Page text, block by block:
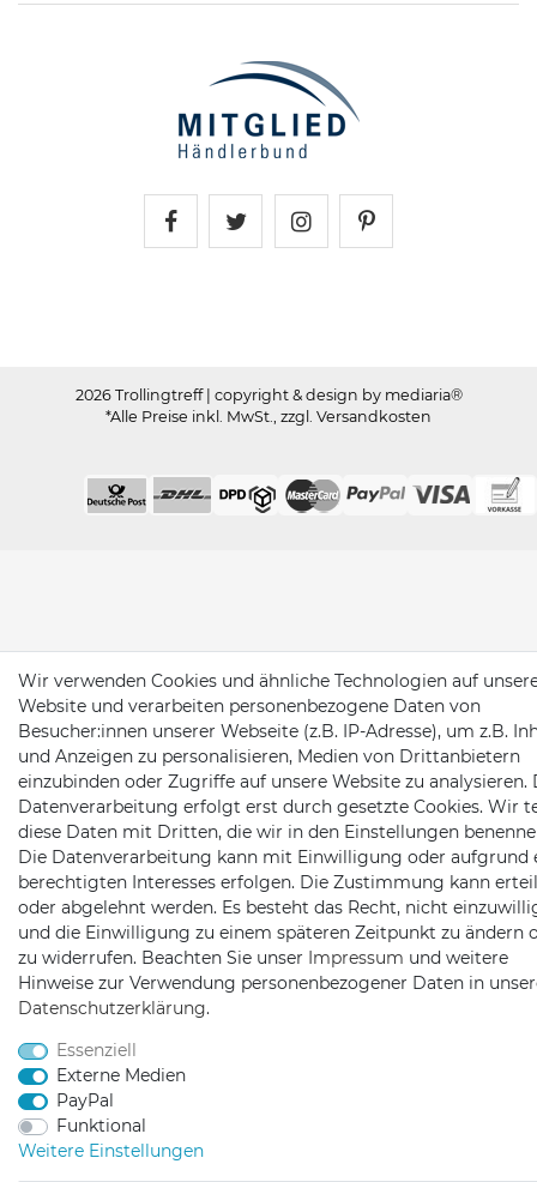
2026 Trollingtreff | copyright & design by mediaria®
*Alle Preise inkl. MwSt., zzgl. Versandkosten
Wir verwenden Cookies und ähnliche Technologien auf
Website und verarbeiten personenbezogene Daten von
Besucher:innen unserer Webseite (z.B. IP-Adresse), um z.B.
und Anzeigen zu personalisieren, Medien von Drittanbietern
einzubinden oder Zugriffe auf unsere Website zu analysieren.
Datenverarbeitung erfolgt erst durch gesetzte Cookies. Wir
diese Daten mit Dritten, die wir in den Einstellungen
Die Datenverarbeitung kann mit Einwilligung oder aufgrund
berechtigten Interesses erfolgen. Die Zustimmung kann
oder abgelehnt werden. Es besteht das Recht, nicht
und die Einwilligung zu einem späteren Zeitpunkt zu ändern
zu widerrufen. Beachten Sie unser Impressum und weitere
Hinweise zur Verwendung personenbezogener Daten in
Daten­schutz­erklärung.
Essenziell
Externe Medien
PayPal
Funktional
Weitere Einstellungen